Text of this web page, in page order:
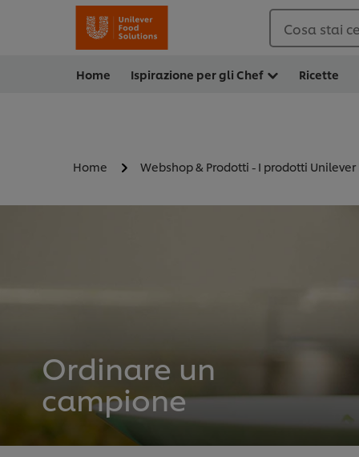
Cosa stai
Home Ispirazione per gli Chef Ricette
Home Webshop & Prodotti - I prodotti Unilever
Ordinare un
campione